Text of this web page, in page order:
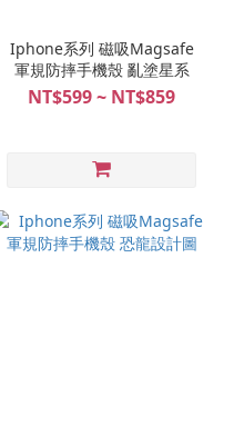
Iphone系列 磁吸Magsafe
軍規防摔手機殼 亂塗星系
NT$599 ~ NT$859